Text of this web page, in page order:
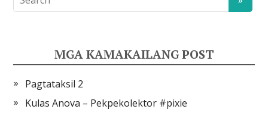
MGA KAMAKAILANG POST
Pagtataksil 2
Kulas Anova – Pekpekolektor #pixie